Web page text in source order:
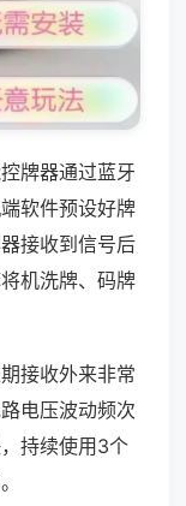
牌器通过蓝牙
软件预设好牌
接收到信号后
机洗牌、码牌
接收外来非常
电压波动频次
持续使用3个